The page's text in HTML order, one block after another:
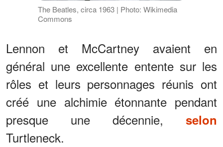
The Beatles, circa 1963 | Photo: Wikimedia
Commons
Lennon et McCartney avaient en
général une excellente entente sur les
rôles et leurs personnages réunis ont
créé une alchimie étonnante pendant
presque une décennie, selon
Turtleneck.